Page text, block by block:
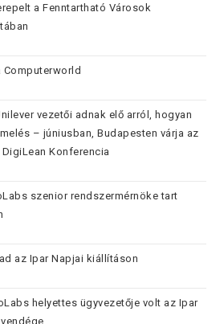
a Fenntartható Városok
Computerworld
vezetői adnak elő arról, hogyan
– júniusban, Budapesten várja az
Konferencia
szenior rendszermérnöke tart
az Ipar Napjai kiállításon
helyettes ügyvezetője volt az Ipar